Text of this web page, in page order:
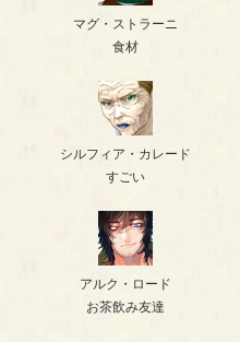
マグ・ストラーニ
食材
シルフィア・カレード
すごい
アルク・ロード
お茶飲み友達